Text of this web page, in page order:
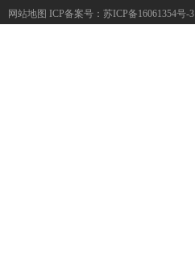
网站地图 ICP备案号： 苏ICP备16061354号-3